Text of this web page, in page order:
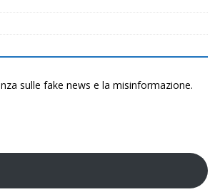
sulle fake news e la misinformazione.